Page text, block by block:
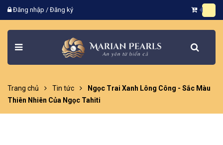
Đăng nhập / Đăng ký
Trang chủ Tin tức
Ngọc Trai Xanh Lông Công - Sắc Màu
Thiên Nhiên Của Ngọc Tahiti